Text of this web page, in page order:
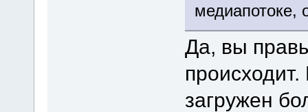
медиапотоке,
Да, вы
загружен